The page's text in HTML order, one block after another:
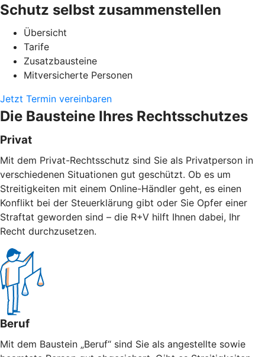
Schutz selbst zusammenstellen
Übersicht
Tarife
Zusatzbausteine
Mitversicherte Personen
Jetzt Termin vereinbaren
Die Bausteine Ihres Rechtsschutzes
Privat
Mit dem Privat-Rechtsschutz sind Sie als Privatperson in
verschiedenen Situationen gut geschützt. Ob es um
Streitigkeiten mit einem Online-Händler geht, es einen
Konflikt bei der Steuerklärung gibt oder Sie Opfer einer
Straftat geworden sind – die R+V hilft Ihnen dabei, Ihr
Recht durchzusetzen.
Beruf
Mit dem Baustein „Beruf“ sind Sie als angestellte sowie